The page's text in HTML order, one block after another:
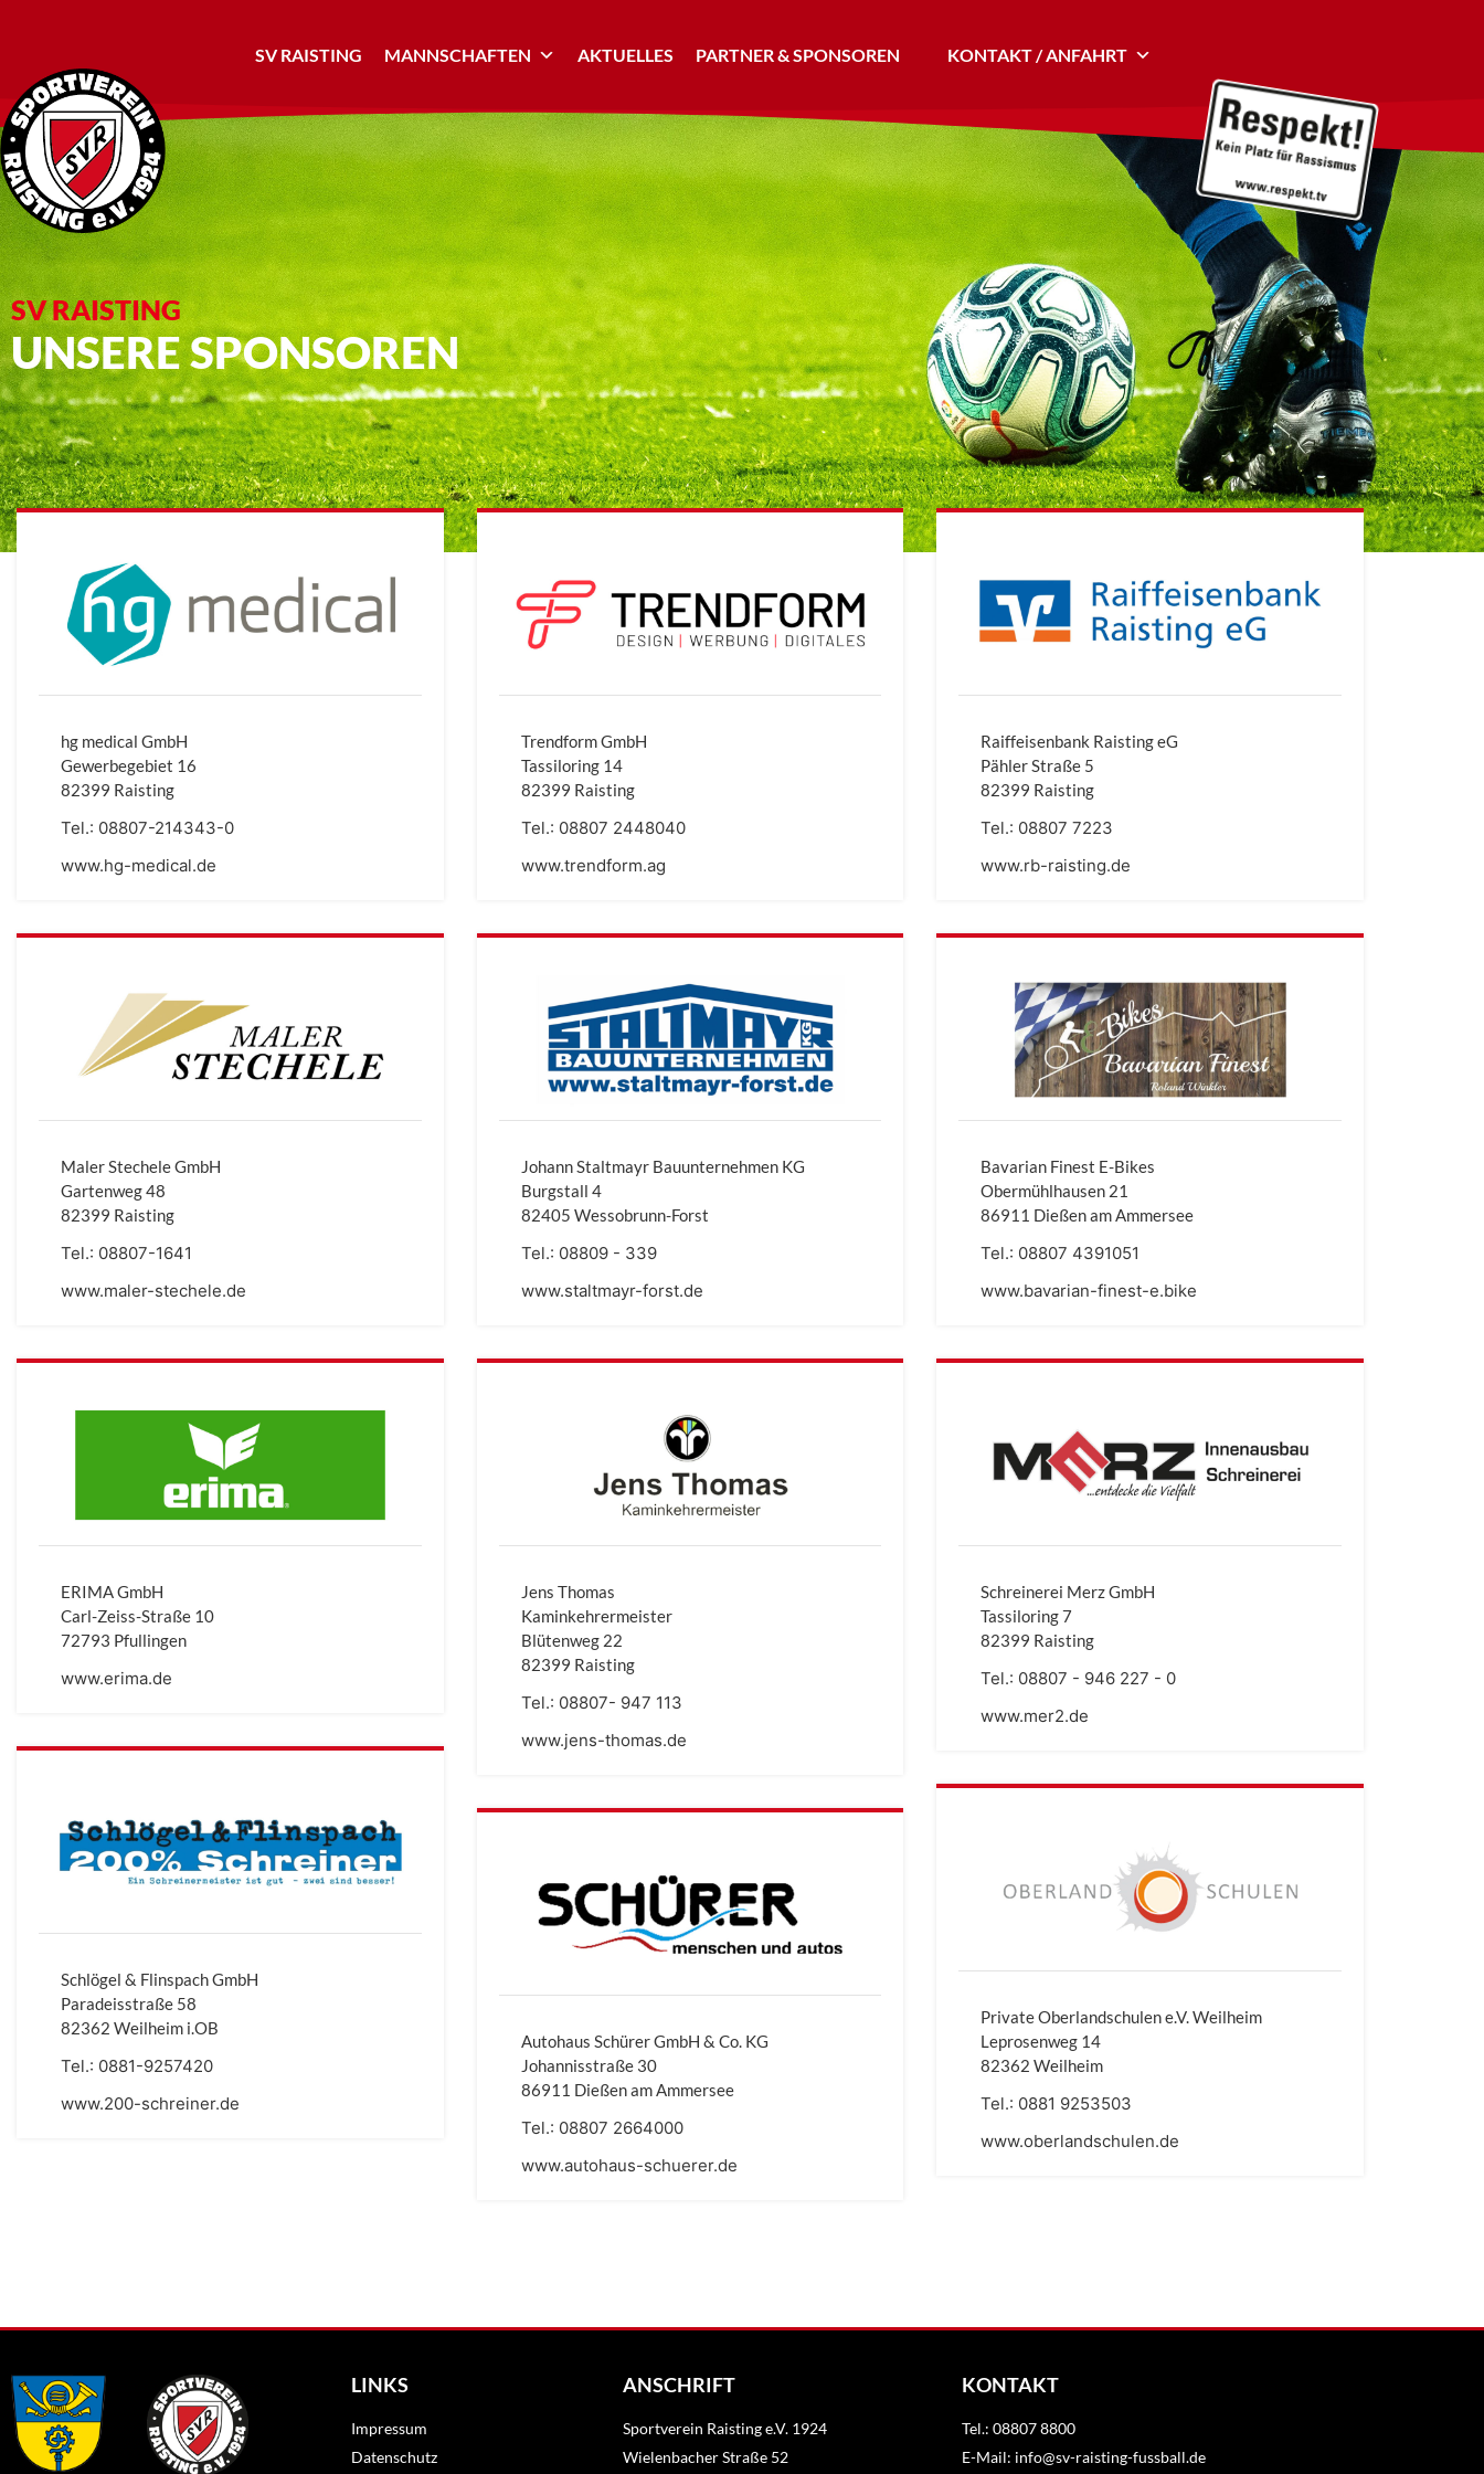
SV RAISTING MANNSCHAFTEN AKTUELLES PARTNER & SPONSOREN KONTAKT / ANFAHRT
SV RAISTING
UNSERE SPONSOREN
hg medical GmbH
Gewerbegebiet 16
82399 Raisting
Tel.: 08807-214343-0
www.hg-medical.de
Trendform GmbH
Tassiloring 14
82399 Raisting
Tel.: 08807 2448040
www.trendform.ag
Raiffeisenbank Raisting eG
Pähler Straße 5
82399 Raisting
Tel.: 08807 7223
www.rb-raisting.de
Maler Stechele GmbH
Gartenweg 48
82399 Raisting
Tel.: 08807-1641
www.maler-stechele.de
Johann Staltmayr Bauunternehmen KG
Burgstall 4
82405 Wessobrunn-Forst
Tel.: 08809 - 339
www.staltmayr-forst.de
Bavarian Finest E-Bikes
Obermühlhausen 21
86911 Dießen am Ammersee
Tel.: 08807 4391051
www.bavarian-finest-e.bike
ERIMA GmbH
Carl-Zeiss-Straße 10
72793 Pfullingen
www.erima.de
Jens Thomas
Kaminkehrermeister
Blütenweg 22
82399 Raisting
Tel.: 08807- 947 113
www.jens-thomas.de
Schreinerei Merz GmbH
Tassiloring 7
82399 Raisting
Tel.: 08807 - 946 227 - 0
www.mer2.de
Schlögel & Flinspach GmbH
Paradeisstraße 58
82362 Weilheim i.OB
Tel.: 0881-9257420
www.200-schreiner.de
Private Oberlandschulen e.V. Weilheim
Leprosenweg 14
82362 Weilheim
Tel.: 0881 9253503
www.oberlandschulen.de
Autohaus Schürer GmbH & Co. KG
Johannisstraße 30
86911 Dießen am Ammersee
Tel.: 08807 2664000
www.autohaus-schuerer.de
LINKS
Impressum
Datenschutz
ANSCHRIFT
Sportverein Raisting e.V. 1924
Wielenbacher Straße 52
KONTAKT
Tel.: 08807 8800
E-Mail: info@sv-raisting-fussball.de